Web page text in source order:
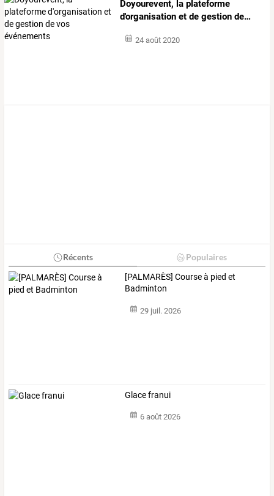
Doyourevent, la plateforme
d'organisation et de gestion de…
24 août 2020
Récents Populaires
[PALMARÈS] Course à pied et
Badminton
29 juil. 2026
Glace franui
6 août 2026